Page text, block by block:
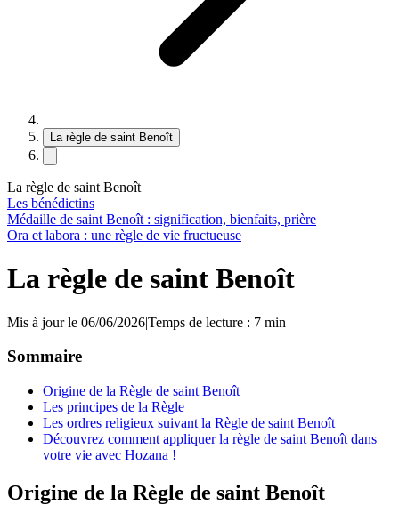
La règle de saint Benoît
La règle de saint Benoît
Les bénédictins
Médaille de saint Benoît : signification, bienfaits, prière
Ora et labora : une règle de vie fructueuse
La règle de saint Benoît
Mis à jour le 06/06/2026|Temps de lecture : 7 min
Sommaire
Origine de la Règle de saint Benoît
Les principes de la Règle
Les ordres religieux suivant la Règle de saint Benoît
Découvrez comment appliquer la règle de saint Benoît dans
votre vie avec Hozana !
Origine de la Règle de saint Benoît